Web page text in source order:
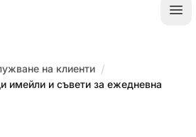
на клиенти /
имейли и съвети за ежедневна